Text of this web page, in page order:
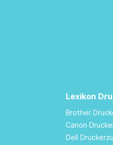
Lexikon
Brother
Canon
Dell